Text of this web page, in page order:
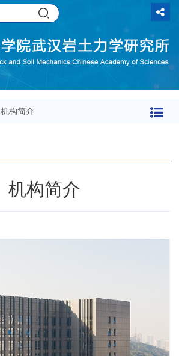
机构简介
机构简介